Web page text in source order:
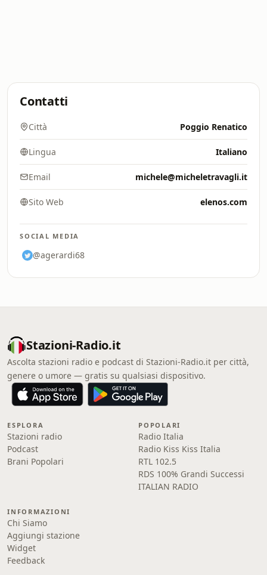
Contatti
Città Poggio Renatico
Lingua Italiano
Email michele@micheletravagli.it
Sito Web elenos.com
SOCIAL MEDIA
@agerardi68
Stazioni-Radio.it
Ascolta stazioni radio e podcast di Stazioni-Radio.it per città,
genere o umore — gratis su qualsiasi dispositivo.
ESPLORA
Stazioni radio
Podcast
Brani Popolari
POPOLARI
Radio Italia
Radio Kiss Kiss Italia
RTL 102.5
RDS 100% Grandi Successi
ITALIAN RADIO
INFORMAZIONI
Chi Siamo
Aggiungi stazione
Widget
Feedback